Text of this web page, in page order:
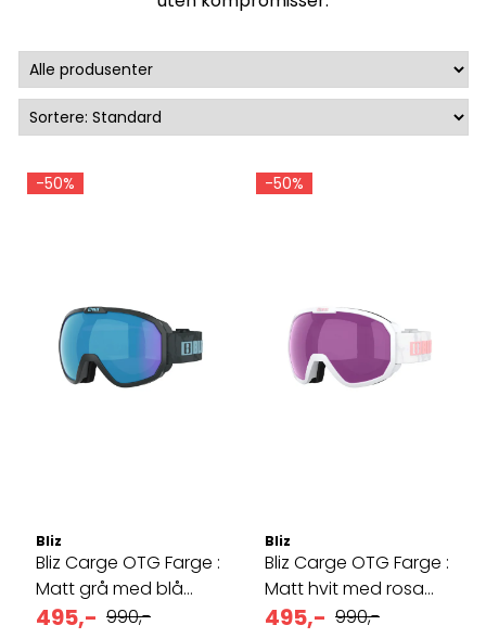
-50%
Bliz
Bliz Carge OTG Farge :
Matt grå med blå
logo, ...
495,- 990,-
-50%
Bliz
Bliz Carge OTG Farge :
Matt hvit med rosa
logo, ...
495,- 990,-